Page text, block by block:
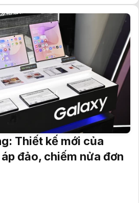
Thiết kế mới của
đảo, chiếm nửa đơn